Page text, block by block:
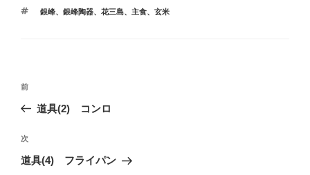
ゴ
タ
銀峰、 銀峰陶器、 花三島、 主食、 玄米
投
ビ
ゲ
前
の
稿
前
道具(2) コンロ
次
の
次
道具(4) フライパン